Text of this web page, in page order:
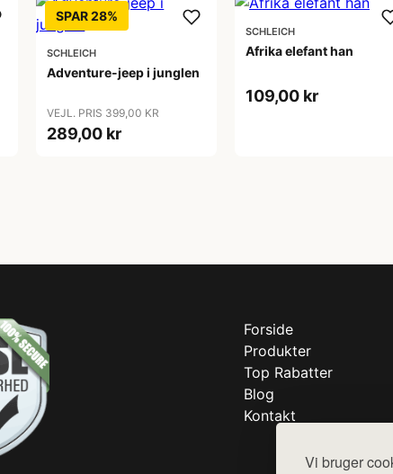
Vi bruger
SPAR 28%
SCHLEICH
Adventure-jeep i junglen
VEJL. PRIS 399,00 KR
289,00 kr
SCHLEICH
Afrika elefant han
109,00 kr
Forside
Produkter
Top Rabatter
Blog
Kontakt